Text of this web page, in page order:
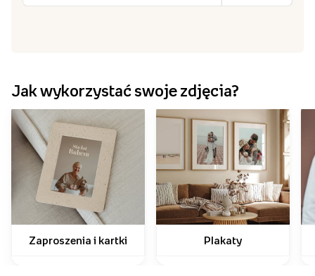
Jak wykorzystać swoje zdjęcia?
Zaproszenia i kartki Plakaty